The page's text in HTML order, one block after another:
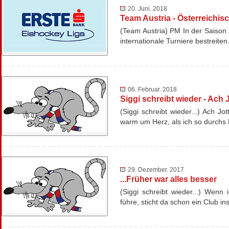
20. Juni. 2018
Team Austria -
(Team Austria) PM In der
internationale Turniere
06. Februar. 2018
Siggi schreibt wieder - Ach
(Siggi schreibt wieder...) Ach
warm um Herz, als ich so
29. Dezember. 2017
...Früher war alles besser
(Siggi schreibt wieder...)
führe, sticht da schon ein Club